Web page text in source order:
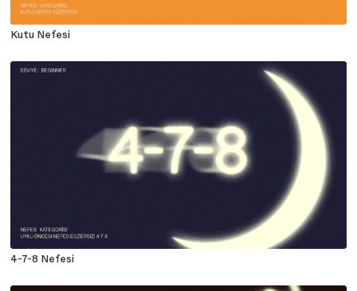
Kutu Nefesi
4-7-8 Nefesi